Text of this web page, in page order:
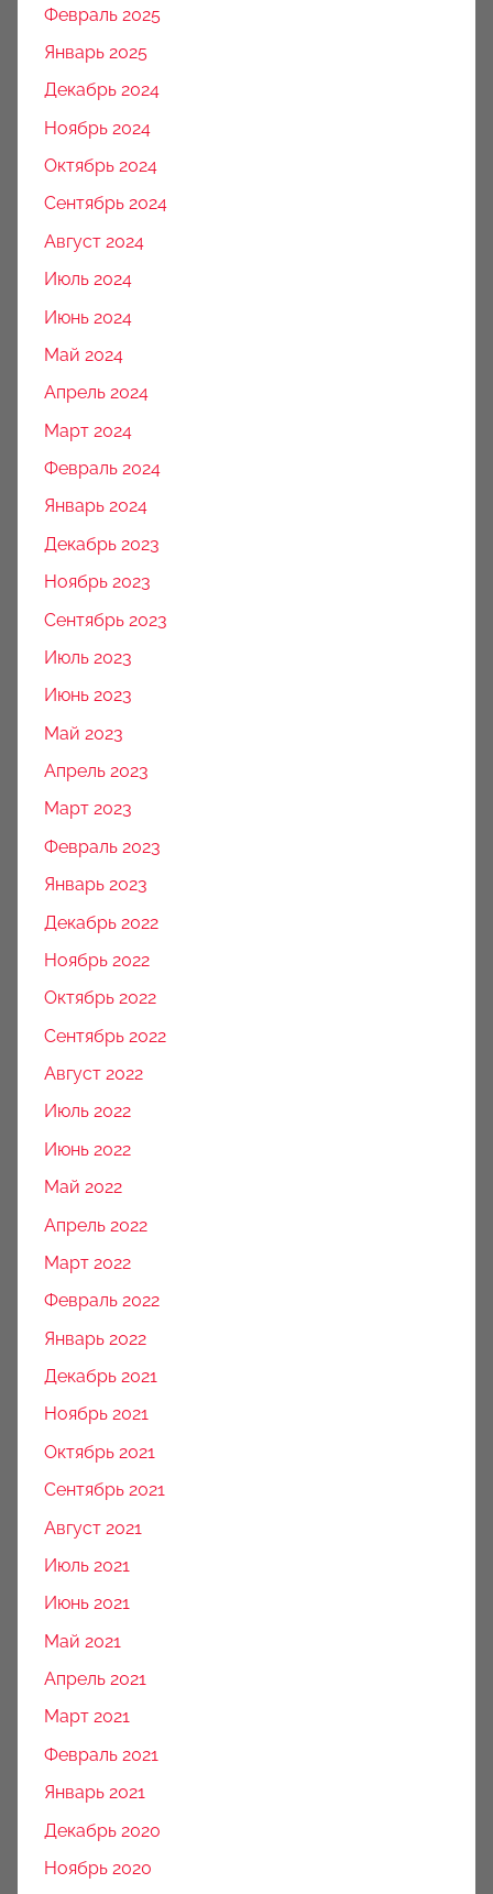
Февраль 2025
Январь 2025
Декабрь 2024
Ноябрь 2024
Октябрь 2024
Сентябрь 2024
Август 2024
Июль 2024
Июнь 2024
Май 2024
Апрель 2024
Март 2024
Февраль 2024
Январь 2024
Декабрь 2023
Ноябрь 2023
Сентябрь 2023
Июль 2023
Июнь 2023
Май 2023
Апрель 2023
Март 2023
Февраль 2023
Январь 2023
Декабрь 2022
Ноябрь 2022
Октябрь 2022
Сентябрь 2022
Август 2022
Июль 2022
Июнь 2022
Май 2022
Апрель 2022
Март 2022
Февраль 2022
Январь 2022
Декабрь 2021
Ноябрь 2021
Октябрь 2021
Сентябрь 2021
Август 2021
Июль 2021
Июнь 2021
Май 2021
Апрель 2021
Март 2021
Февраль 2021
Январь 2021
Декабрь 2020
Ноябрь 2020